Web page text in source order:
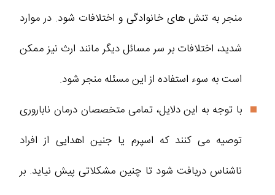
منجر به تنش های خانوادگی و اختلافات شود. در موارد
شدید، اختلافات بر سر مسائل دیگر مانند ارث نیز ممکن
است به سوء استفاده از این مسئله منجر شود.
با توجه به این دلایل، تمامی متخصصان درمان ناباروری
توصیه می کنند که اسپرم یا جنین اهدایی از افراد
ناشناس دریافت شود تا چنین مشکلاتی پیش نیاید. بر